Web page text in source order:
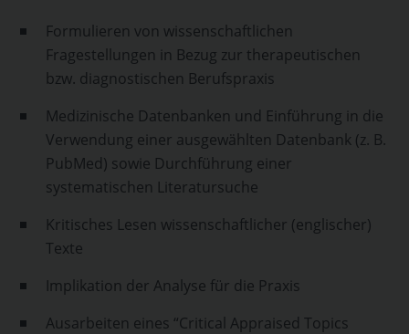
Formulieren von wissenschaftlichen
Fragestellungen in Bezug zur therapeutischen
bzw. diagnostischen Berufspraxis
Medizinische Datenbanken und Einführung in die
Verwendung einer ausgewählten Datenbank (z. B.
PubMed) sowie Durchführung einer
systematischen Literatursuche
Kritisches Lesen wissenschaftlicher (englischer)
Texte
Implikation der Analyse für die Praxis
Ausarbeiten eines “Critical Appraised Topics